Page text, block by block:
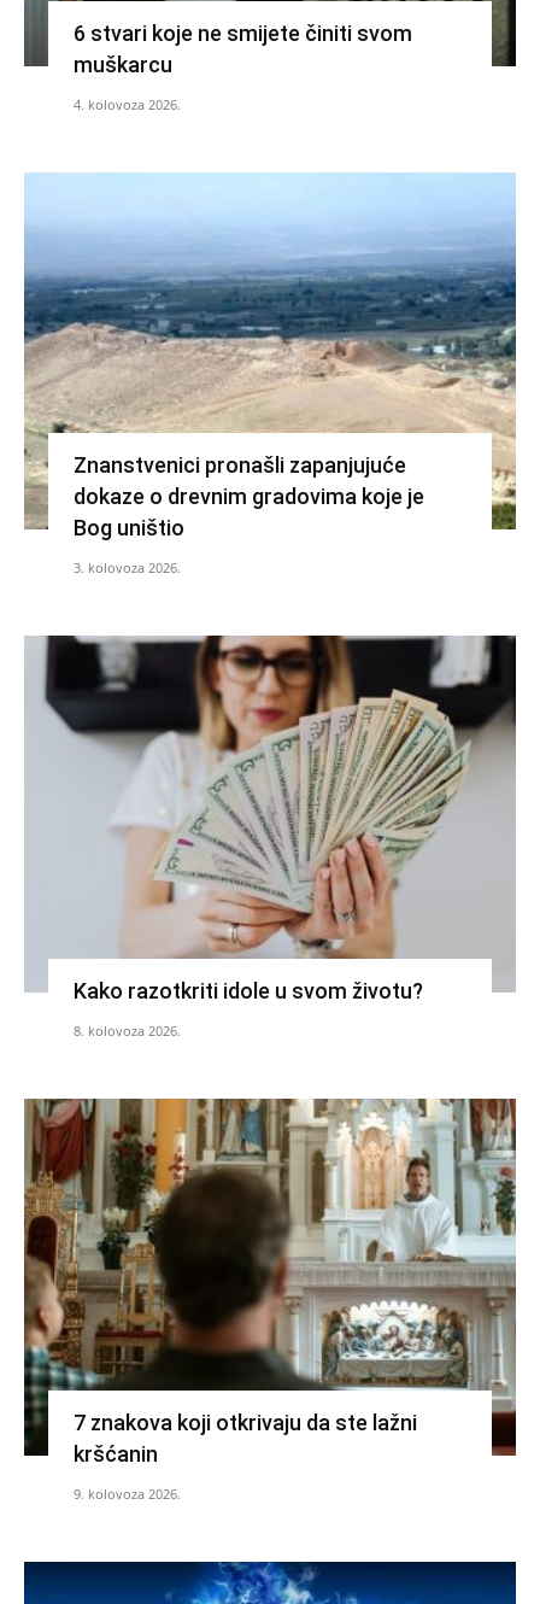
6 stvari koje ne smijete činiti svom
muškarcu
4. kolovoza 2026.
Znanstvenici pronašli zapanjujuće
dokaze o drevnim gradovima koje je
Bog uništio
3. kolovoza 2026.
Kako razotkriti idole u svom životu?
8. kolovoza 2026.
7 znakova koji otkrivaju da ste lažni
kršćanin
9. kolovoza 2026.